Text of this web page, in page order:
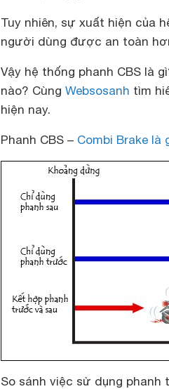
Tuy nhiên, sự xuất hiện của
người dùng được an toàn
Vậy hệ thống phanh CBS là
nào? Cùng Websosanh tìm
hiện nay.
Phanh CBS – Combi Brake là
So sánh việc sử dụng